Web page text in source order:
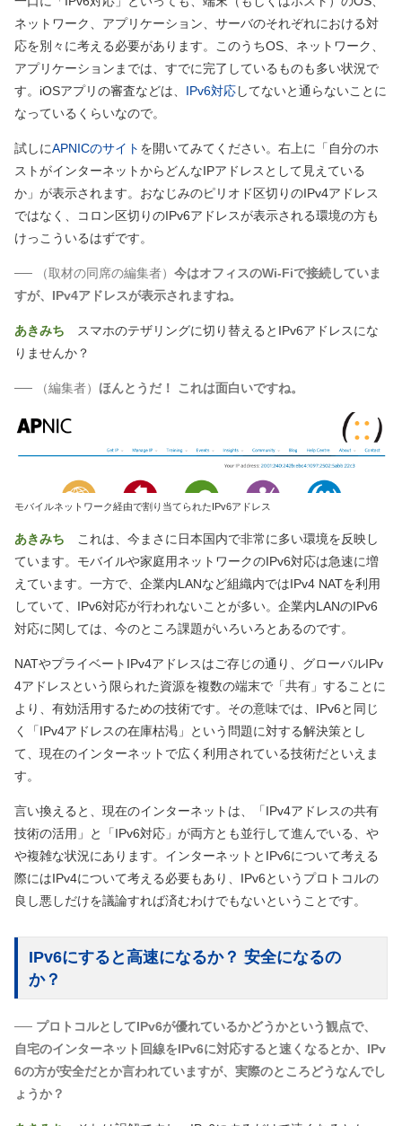
ネットワーク、アプリケーション、サーバのそれぞれにおける対
応を別々に考える必要があります。このうちOS、ネットワーク、
アプリケーションまでは、すでに完了しているものも多い状況で
す。iOSアプリの審査などは、 IPv6対応してないと通らないことに
なっているくらいなので。
試しにAPNICのサイト を開いてみてください。右上に「自分のホ
ストがインターネットからどんなIPアドレスとして見えている
か」が表示されます。おなじみのピリオド区切りのIPv4アドレス
ではなく、コロン区切りのIPv6アドレスが表示される環境の方も
けっこういるはずです。
── （取材の同席の編集者） 今はオフィスのWi-Fiで接続していま
すが、IPv4アドレスが表示されますね。
あきみち スマホのテザリングに切り替えるとIPv6アドレスにな
りませんか？
── （編集者） ほんとうだ！ これは面白いですね。
モバイルネットワーク経由で割り当てられたIPv6アドレス
あきみち これは、今まさに日本国内で非常に多い環境を反映し
ています。モバイルや家庭用ネットワークのIPv6対応は急速に増
えています。一方で、企業内LANなど組織内ではIPv4 NATを利用
していて、IPv6対応が行われないことが多い。企業内LANのIPv6
対応に関しては、今のところ課題がいろいろとあるのです。
NATやプライベートIPv4アドレスはご存じの通り、グローバルIPv
4アドレスという限られた資源を複数の端末で「共有」することに
より、有効活用するための技術です。その意味では、IPv6と同じ
く「IPv4アドレスの在庫枯渇」という問題に対する解決策とし
て、現在のインターネットで広く利用されている技術だといえま
す。
言い換えると、現在のインターネットは、「IPv4アドレスの共有
技術の活用」と「IPv6対応」が両方とも並行して進んでいる、や
や複雑な状況にあります。インターネットとIPv6について考える
際にはIPv4について考える必要もあり、IPv6というプロトコルの
良し悪しだけを議論すれば済むわけでもないということです。
IPv6にすると高速になるか？ 安全になるの
か？
── プロトコルとしてIPv6が優れているかどうかという観点で、
自宅のインターネット回線をIPv6に対応すると速くなるとか、IPv
6の方が安全だとか言われていますが、実際のところどうなんでし
ょうか？